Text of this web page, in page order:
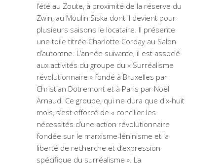
l’été au Zoute, à proximité de la réserve du
Zwin, au Moulin Siska dont il devient pour
plusieurs saisons le locataire. Il présente
une toile titrée Charlotte Corday au Salon
d’automne. L’année suivante, il est associé
aux activités du groupe du « Surréalisme
révolutionnaire » fondé à Bruxelles par
Christian Dotremont et à Paris par Noël
Arnaud. Ce groupe, qui ne dura que dix-huit
mois, s’est efforcé de « concilier les
nécessités d’une action révolutionnaire
fondée sur le marxisme-léninisme et la
liberté de recherche et d’expression
spécifique du surréalisme ». La